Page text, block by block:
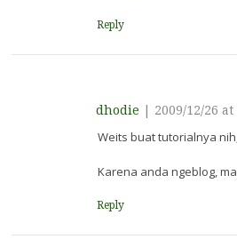
Reply
dhodie 2009/12/26 at
Weits buat tutorialnya
Karena anda ngeblog,
Reply